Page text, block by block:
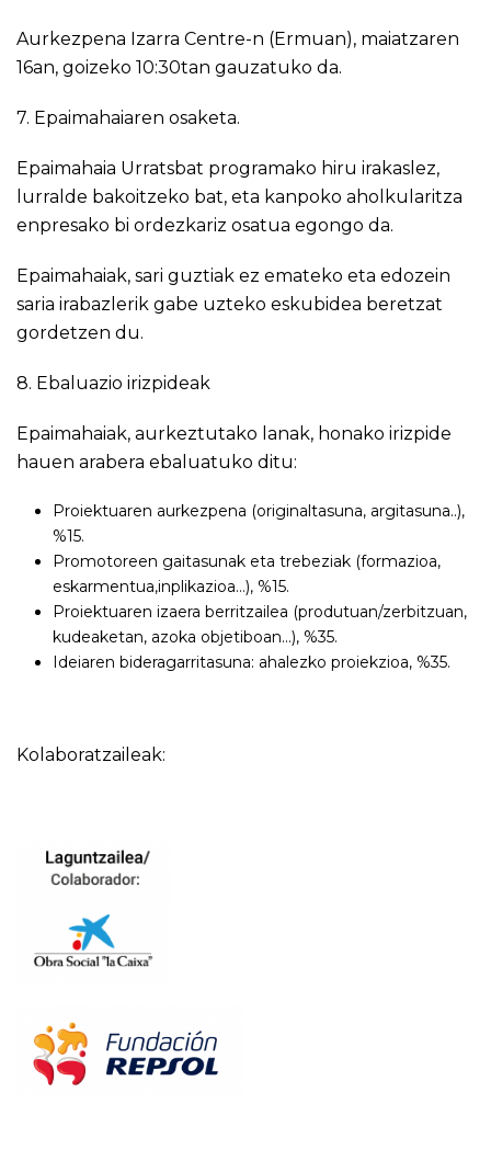
Aurkezpena Izarra Centre-n (Ermuan), maiatzaren
16an, goizeko 10:30tan gauzatuko da.
7. Epaimahaiaren osaketa.
Epaimahaia Urratsbat programako hiru irakaslez,
lurralde bakoitzeko bat, eta kanpoko aholkularitza
enpresako bi ordezkariz osatua egongo da.
Epaimahaiak, sari guztiak ez emateko eta edozein
saria irabazlerik gabe uzteko eskubidea beretzat
gordetzen du.
8. Ebaluazio irizpideak
Epaimahaiak, aurkeztutako lanak, honako irizpide
hauen arabera ebaluatuko ditu:
Proiektuaren aurkezpena (originaltasuna, argitasuna..),
%15.
Promotoreen gaitasunak eta trebeziak (formazioa,
eskarmentua,inplikazioa…), %15.
Proiektuaren izaera berritzailea (produtuan/zerbitzuan,
kudeaketan, azoka objetiboan…), %35.
Ideiaren bideragarritasuna: ahalezko proiekzioa, %35.
Kolaboratzaileak: